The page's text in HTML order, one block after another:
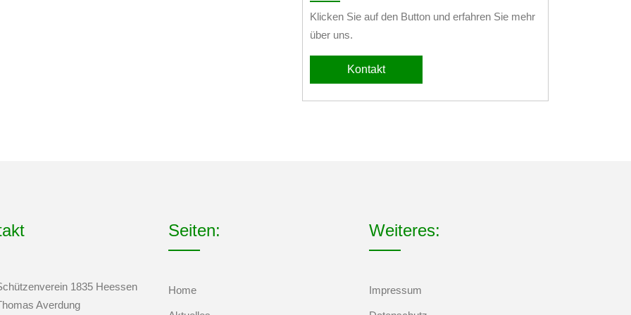
Klicken Sie auf den Button und erfahren Sie mehr
über uns.
Kontakt
1835 Heessen
Averdung
Seiten:
Home
Weiteres:
Impressum